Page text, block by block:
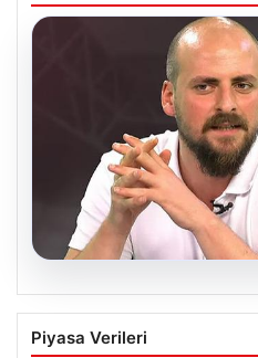
Otobüste
Hızla Hastaneye
Piyasa Verileri